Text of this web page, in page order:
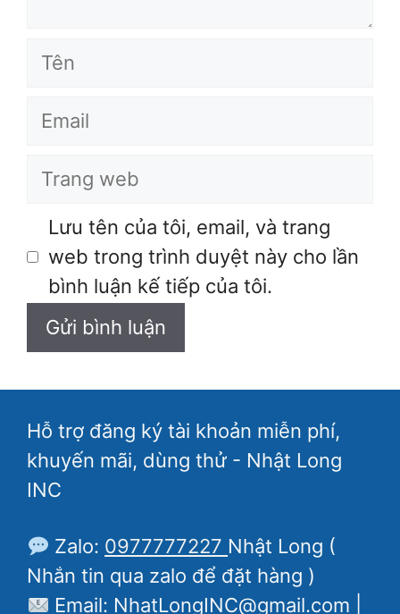
Tên
Email
Trang
Lưu tên của tôi, email, và trang
web trong trình duyệt này cho lần
bình luận kế tiếp của tôi.
Hỗ trợ đăng ký tài khoản miễn phí,
khuyến mãi, dùng thử - Nhật Long
INC
Zalo: 0977777227 Nhật Long (
Nhắn tin qua zalo để đặt hàng )
Email: NhatLongINC@gmail.com |